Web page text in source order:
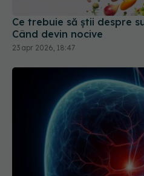
Ce trebuie să știi despre
Când devin nocive
23 apr 2026, 18:47